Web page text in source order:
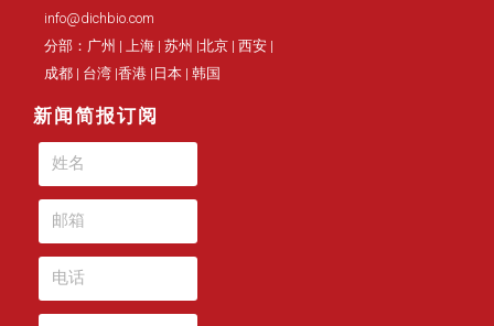
info@dichbio.com
分部：广州 | 上海 | 苏州 |北京 | 西安 |
成都 | 台湾 |香港 |日本 | 韩国
新闻简报订阅